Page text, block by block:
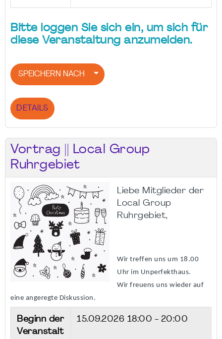
Bitte loggen Sie sich ein, um sich für
diese Veranstaltung anzumelden.
SPEICHERN NACH
DETAILS
Vortrag || Local Group
Ruhrgebiet
Liebe Mitglieder der
Local Group
Ruhrgebiet,
Wir treffen uns um 18.00
Uhr im Unperfekthaus.
Wir freuens uns wieder auf
eine angeregte Diskussion.
Beginn der
Veranstalt
15.09.2026 18:00 - 20:00